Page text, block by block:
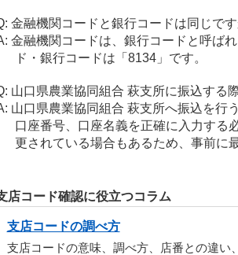
金融機関コードと銀行コードは同じです
金融機関コードは、銀行コードと呼ば
ド・銀行コードは「8134」です。
山口県農業協同組合 萩支所に振込する
山口県農業協同組合 萩支所へ振込を行
口座番号、口座名義を正確に入力する
更されている場合もあるため、事前に
店コード確認に役立つコラム
支店コードの調べ方
支店コードの意味、調べ方、店番との違い